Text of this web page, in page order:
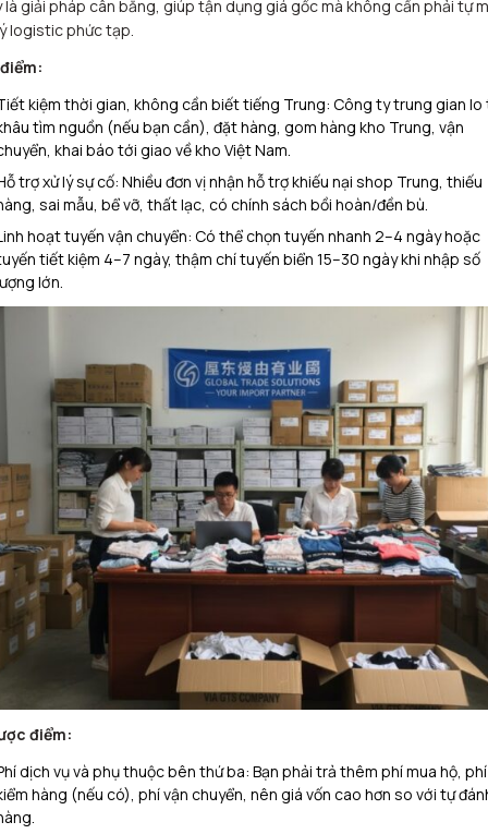
là giải pháp cân bằng, giúp tận dụng giá gốc mà không cần phải tự
logistic phức tạp.
kiệm thời gian, không cần biết tiếng Trung: Công ty trung gian lo
tìm nguồn (nếu bạn cần), đặt hàng, gom hàng kho Trung, vận
khai báo tới giao về kho Việt Nam.​
trợ xử lý sự cố: Nhiều đơn vị nhận hỗ trợ khiếu nại shop Trung, thiếu
sai mẫu, bể vỡ, thất lạc, có chính sách bồi hoàn/đền bù.​
hoạt tuyến vận chuyển: Có thể chọn tuyến nhanh 2–4 ngày hoặc
tiết kiệm 4–7 ngày, thậm chí tuyến biển 15–30 ngày khi nhập số
lớn.​
điểm:
dịch vụ và phụ thuộc bên thứ ba: Bạn phải trả thêm phí mua hộ, phí
hàng (nếu có), phí vận chuyển, nên giá vốn cao hơn so với tự